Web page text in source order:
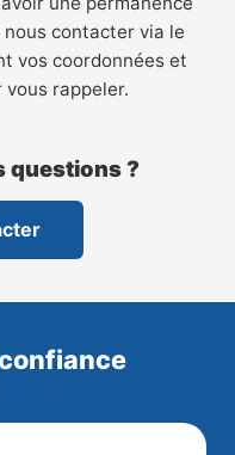
contacter via le
vos coordonnées et
rappeler.
questions ?